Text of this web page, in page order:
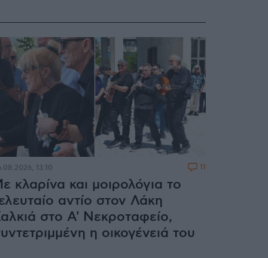
κλαρίνα και μοιρολόγια το
αντίο στον Λάκη
στο A' Νεκροταφείο,
η οικογένειά του
13:10 11